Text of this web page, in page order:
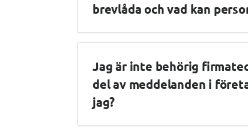
brevlåda och vad kan
Jag är inte behörig
del av meddelanden i
jag?